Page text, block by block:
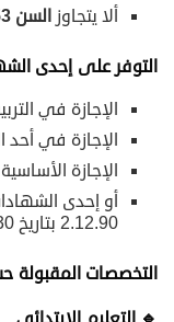
ألا يتجاوز السن 53 سنة
التوفر على إحدى
الإجازة في
الإجازة في أحد
الإجازة
أو إحدى
2.12.90 بتاريخ 30 أبريل 2012.
التخصصات المقبولة